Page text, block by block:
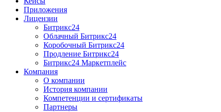
Приложения
Лицензии
Битрикс24
Облачный Битрикс24
Коробочный Битрикс24
Продление Битрикс24
Битрикс24 Маркетплейс
Компания
О компании
История компании
Компетенции и сертификаты
Партнеры